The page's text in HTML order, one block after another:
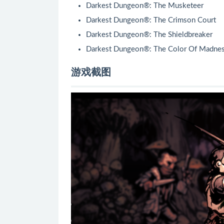
Darkest Dungeon®: The Musketeer
Darkest Dungeon®: The Crimson Court
Darkest Dungeon®: The Shieldbreaker
Darkest Dungeon®: The Color Of
游戏截图